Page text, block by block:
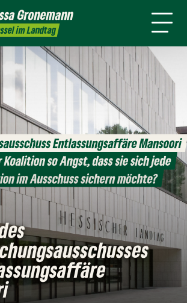
Gronemann
im Landtag
Kontakt Mitmachen
Themen